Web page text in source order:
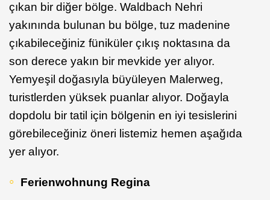
çıkan bir diğer bölge. Waldbach Nehri
yakınında bulunan bu bölge, tuz madenine
çıkabileceğiniz füniküler çıkış noktasına da
son derece yakın bir mevkide yer alıyor.
Yemyeşil doğasıyla büyüleyen Malerweg,
turistlerden yüksek puanlar alıyor. Doğayla
dopdolu bir tatil için bölgenin en iyi tesislerini
görebileceğiniz öneri listemiz hemen aşağıda
yer alıyor.
Ferienwohnung Regina